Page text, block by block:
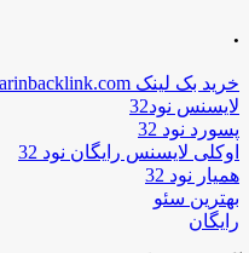
.
خرید بک لینک behtarinbacklink.com
لایسنس نود32
پسورد نود 32
اوکلی لایسنس رایگان نود 32
همیار نود 32
بهترین سئو
رایگان